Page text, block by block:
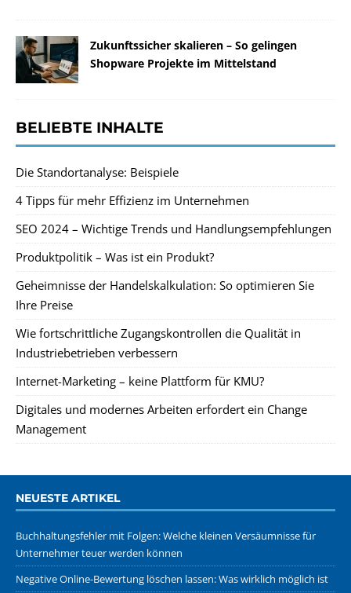
Zukunftssicher skalieren – So gelingen
Shopware Projekte im Mittelstand
BELIEBTE INHALTE
Die Standortanalyse: Beispiele
4 Tipps für mehr Effizienz im Unternehmen
SEO 2024 – Wichtige Trends und Handlungsempfehlungen
Produktpolitik – Was ist ein Produkt?
Geheimnisse der Handelskalkulation: So optimieren Sie
Ihre Preise
Wie fortschrittliche Zugangskontrollen die Qualität in
Industriebetrieben verbessern
Internet-Marketing – keine Plattform für KMU?
Digitales und modernes Arbeiten erfordert ein Change
Management
NEUESTE ARTIKEL
Buchhaltungsfehler mit Folgen: Welche kleinen Versäumnisse für
Unternehmer teuer werden können
Negative Online-Bewertung löschen lassen: Was wirklich möglich ist